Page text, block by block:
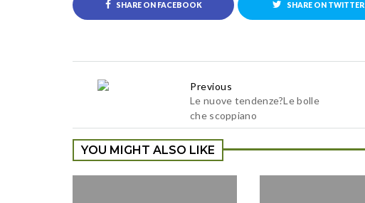
SHARE ON FACEBOOK SHARE ON TWITTER
Previous
Le nuove tendenze?Le bolle
che scoppiano
YOU MIGHT ALSO LIKE